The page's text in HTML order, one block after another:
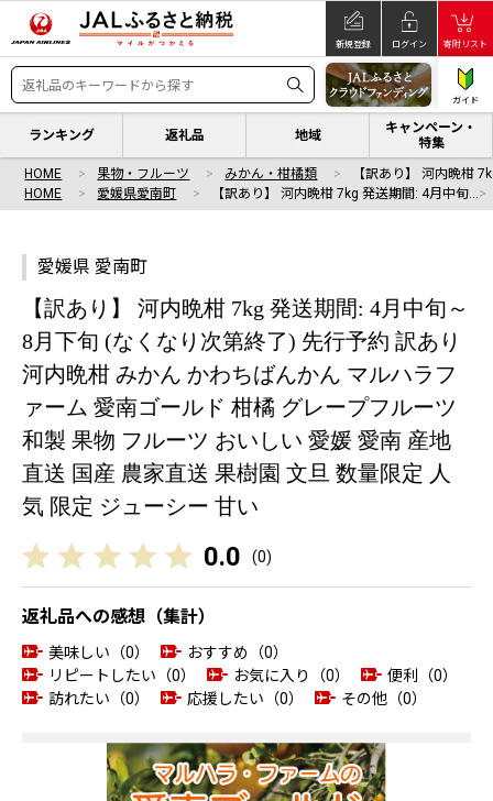
新規登録 ログイン 寄附リスト
ガイド
ランキング 返礼品 地域
キャンペーン・
特集
HOME 果物・フルーツ みかん・柑橘類
【訳あり】 河内晩柑
HOME
愛媛県愛南町 【訳あり】 河内晩柑 7kg 発送期間: 4月中旬…
愛媛県 愛南町
【訳あり】 河内晩柑 7kg 発送期間: 4月中旬～
8月下旬 (なくなり次第終了) 先行予約 訳あり
河内晩柑 みかん かわちばんかん マルハラフ
ァーム 愛南ゴールド 柑橘 グレープフルーツ
和製 果物 フルーツ おいしい 愛媛 愛南 産地
直送 国産 農家直送 果樹園 文旦 数量限定 人
気 限定 ジューシー 甘い
0.0 (0)
返礼品への感想（集計）
美味しい（0）
おすすめ（0）
リピートしたい（0）
お気に入り（0）
便利（0）
訪れたい（0）
応援したい（0） その他（0）